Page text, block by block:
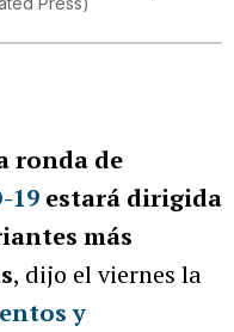
ronda de
19 estará dirigida
más
, dijo el viernes la
y